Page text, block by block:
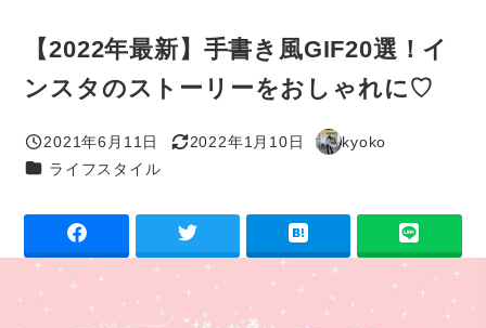
【2022年最新】手書き風GIF20選！イ
ンスタのストーリーをおしゃれに♡
投稿日
2021年6月11日
更新日
2022年1月10日
著
kyoko
カテゴリー
ライフスタイル